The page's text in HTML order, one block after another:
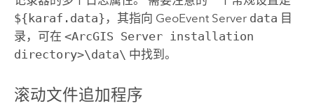
${karaf.data} ，其指向 GeoEvent Server data 目
录，可在 <ArcGIS Server installation
directory>\data\ 中找到。
滚动文件追加程序